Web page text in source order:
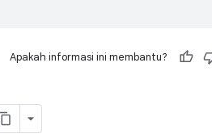
Apakah informasi ini membantu?